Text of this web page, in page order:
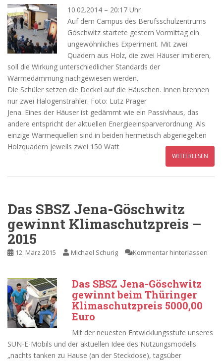
10.02.2014 – 20:17 Uhr
Auf dem Campus des Berufsschulzentrums
Göschwitz startete gestern Vormittag ein
ungewöhnliches Experiment. Mit zwei
Quadern aus Holz, die zwei Häuser imitieren,
soll die Wirkung unterschiedlicher Standards der
Wärmedämmung nachgewiesen werden.
Die Schüler setzen die Deckel auf die Häuschen. Innen brennen
nur zwei Halogenstrahler. Foto: Lutz Prager
Jena. Eines der Häuser ist gedämmt wie ein Passivhaus, das
andere entspricht der aktuellen Energieeinsparverordnung. Als
einzige Wärmequellen sind in beiden hermetisch abgeriegelten
Holzquadern jeweils zwei 150 Watt
WEITERLESEN
Das SBSZ Jena-Göschwitz
gewinnt Klimaschutzpreis –
2015
12. März 2015 Michael Schurig Kommentar hinterlassen
Das SBSZ Jena-Göschwitz
gewinnt beim Thüringer
Klimaschutzpreis 5000,00
Euro
Mit der neuesten Entwicklungsstufe unseres
SUN-E-Mobils und der aktuellen Idee des Nutzungsmodells
„nachts tanken zu Hause (an der Steckdose), tagsüber